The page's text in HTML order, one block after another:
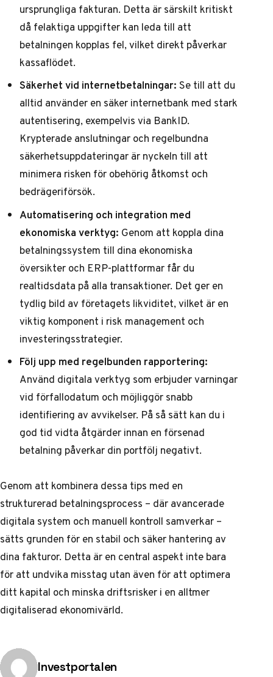
ursprungliga fakturan. Detta är särskilt kritiskt
då felaktiga uppgifter kan leda till att
betalningen kopplas fel, vilket direkt påverkar
kassaflödet.
Säkerhet vid internetbetalningar:Se till att du
alltid använder en säker internetbank med stark
autentisering, exempelvis via BankID.
Krypterade anslutningar och regelbundna
säkerhetsuppdateringar är nyckeln till att
minimera risken för obehörig åtkomst och
bedrägeriförsök.
Automatisering och integration med
ekonomiska verktyg: Genom att koppla dina
betalningssystem till dina ekonomiska
översikter och ERP-plattformar får du
realtidsdata på alla transaktioner. Det ger en
tydlig bild av företagets likviditet, vilket är en
viktig komponent i risk management och
investeringsstrategier.
Följ upp med regelbunden rapportering:
Använd digitala verktyg som erbjuder varningar
vid förfallodatum och möjliggör snabb
identifiering av avvikelser. På så sätt kan du i
god tid vidta åtgärder innan en försenad
betalning påverkar din portfölj negativt.
Genom att kombinera dessa tips med en
strukturerad betalningsprocess – där avancerade
digitala system och manuell kontroll samverkar –
sätts grunden för en stabil och säker hantering av
dina fakturor. Detta är en central aspekt inte bara
för att undvika misstag utan även för att optimera
ditt kapital och minska driftsrisker i en alltmer
digitaliserad ekonomivärld.
Publicerad av
Investportalen